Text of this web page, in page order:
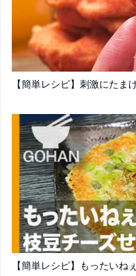
【簡単レシピ】刺激にた
【簡単レシピ】もったい